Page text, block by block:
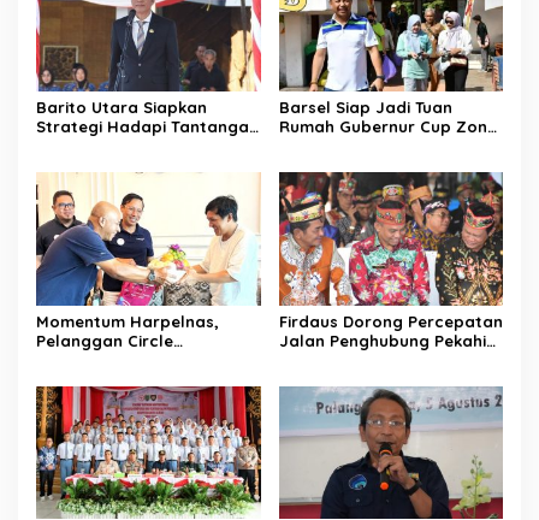
Barito Utara Siapkan
Strategi Hadapi Tantangan
Barsel Siap Jadi Tuan
Rumah Gubernur Cup Zona
Momentum Harpelnas,
Pelanggan Circle
Firdaus Dorong Percepatan
Jalan Penghubung Pekahi–